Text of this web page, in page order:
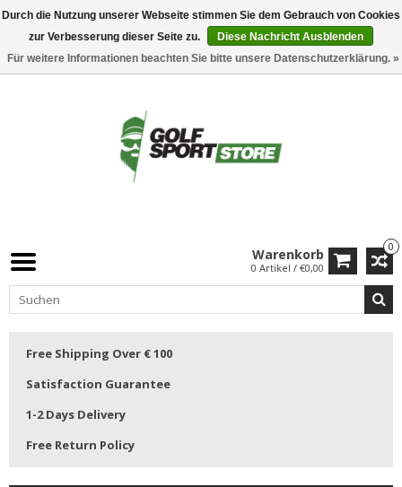
0
Warenkorb
0 Artikel / €0,00
Free Shipping Over € 100
Satisfaction Guarantee
1-2 Days Delivery
Free Return Policy
Durch die Nutzung unserer Webseite stimmen Sie dem Gebrauch von Cookies
zur Verbesserung dieser Seite zu.
Diese Nachricht Ausblenden
Für weitere Informationen beachten Sie bitte unsere Datenschutzerklärung. »